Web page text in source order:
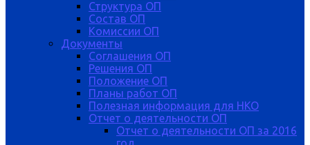
Структура ОП
Состав ОП
Комиссии ОП
Документы
Соглашения ОП
Решения ОП
Положение ОП
Планы работ ОП
Полезная информация для НКО
Отчет о деятельности ОП
Отчет о деятельности ОП за 2016